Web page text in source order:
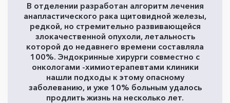
В отделении разработан алгоритм лечения
анапластического рака щитовидной железы,
редкой, но стремительно развивающейся
злокачественной опухоли, летальность
которой до недавнего времени составляла
100%. Эндокринные хирурги совместно с
онкологами -химиотерапевтами клиники
нашли подходы к этому опасному
заболеванию, и уже 10% больным удалось
продлить жизнь на несколько лет.